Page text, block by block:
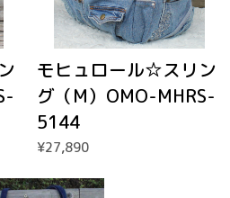
モヒュロール☆スリン
グ（M）OMO-MHRS-
5144
¥27,890